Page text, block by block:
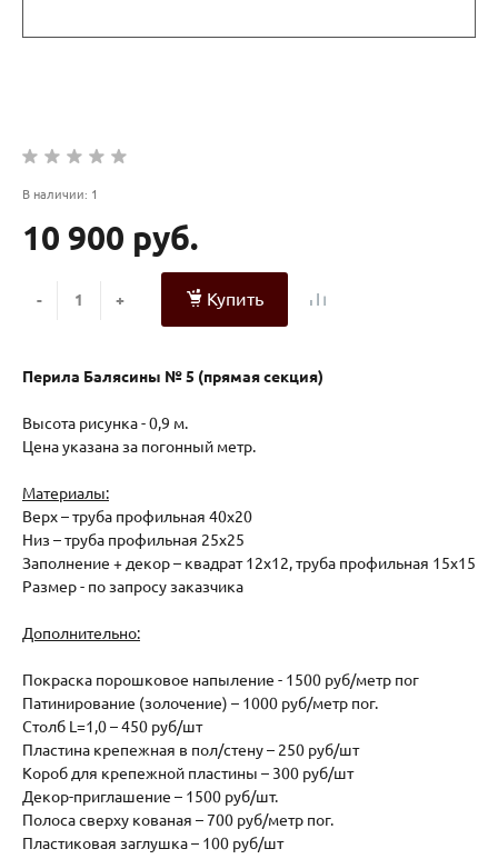
В наличии: 1
10 900 руб.
- + Купить
Перила Балясины № 5 (прямая секция)
Высота рисунка - 0,9 м.
Цена указана за погонный метр.
Материалы:
Верх – труба профильная 40х20
Низ – труба профильная 25х25
Заполнение + декор – квадрат 12х12, труба профильная 15х15
Размер - по запросу заказчика
Дополнительно:
Покраска порошковое напыление - 1500 руб/метр пог
Патинирование (золочение) – 1000 руб/метр пог.
Столб L=1,0 – 450 руб/шт
Пластина крепежная в пол/стену – 250 руб/шт
Короб для крепежной пластины – 300 руб/шт
Декор-приглашение – 1500 руб/шт.
Полоса сверху кованая – 700 руб/метр пог.
Пластиковая заглушка – 100 руб/шт